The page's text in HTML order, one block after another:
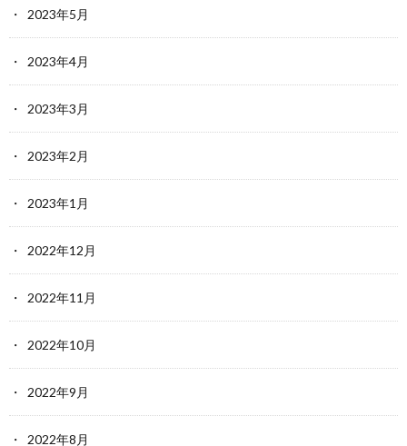
2023年5月
2023年4月
2023年3月
2023年2月
2023年1月
2022年12月
2022年11月
2022年10月
2022年9月
2022年8月